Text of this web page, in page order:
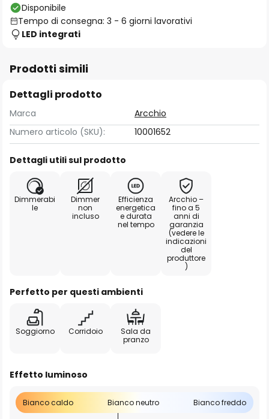
Disponibile
Tempo di consegna: 3 - 6 giorni lavorativi
LED integrati
Prodotti simili
Dettagli prodotto
Marca
Arcchio
Numero articolo (SKU):
10001652
Dettagli utili sul prodotto
Dimmerabi
le
Dimmer
non
incluso
Efficienza
energetica
e durata
nel tempo
Arcchio –
fino a 5
anni di
garanzia
(vedere le
indicazioni
del
produttore
)
Perfetto per questi ambienti
Soggiorno Corridoio
Sala da
pranzo
Effetto luminoso
Bianco caldo Bianco neutro Bianco freddo